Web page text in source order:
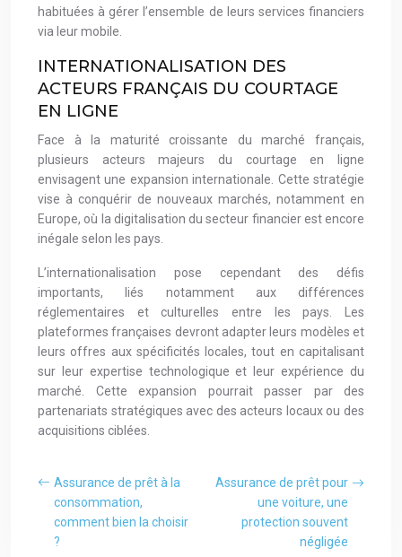
habituées à gérer l’ensemble de leurs services financiers
via leur mobile.
INTERNATIONALISATION DES
ACTEURS FRANÇAIS DU COURTAGE
EN LIGNE
Face à la maturité croissante du marché français,
plusieurs acteurs majeurs du courtage en ligne
envisagent une expansion internationale. Cette stratégie
vise à conquérir de nouveaux marchés, notamment en
Europe, où la digitalisation du secteur financier est encore
inégale selon les pays.
L’internationalisation pose cependant des défis
importants, liés notamment aux différences
réglementaires et culturelles entre les pays. Les
plateformes françaises devront adapter leurs modèles et
leurs offres aux spécificités locales, tout en capitalisant
sur leur expertise technologique et leur expérience du
marché. Cette expansion pourrait passer par des
partenariats stratégiques avec des acteurs locaux ou des
acquisitions ciblées.
Assurance de prêt à la
consommation,
comment bien la choisir
?
Assurance de prêt pour
une voiture, une
protection souvent
négligée